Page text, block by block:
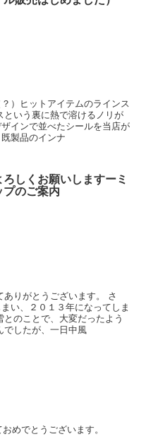
）ヒットアイテムのラインス
という裏に熱で溶けるノリが
インで並べたシールを当店が
製品のインナ
しくお願いしますーミ
プのご案内
りがとうございます。 さ
い、２０１３年になってしま
のことで、大変だったよう
でしたが、一日中風
めでとうございます。